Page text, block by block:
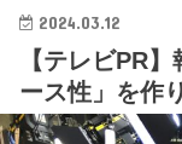
2024.03.12
【テレビPR
ース性」を作